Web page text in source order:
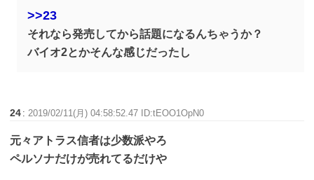
>>23
それなら発売してから話題になるんちゃうか？
バイオ2とかそんな感じだったし
24 :2019/02/11(月) 04:58:52.47 ID:tEOO1OpN0
元々アトラス信者は少数派やろ
ペルソナだけが売れてるだけや